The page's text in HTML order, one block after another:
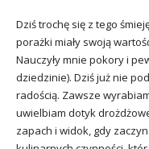
Dziś trochę się z tego
porażki miały swoją
Nauczyły mnie pokory i
dziedzinie). Dziś już nie
radością. Zawsze
uwielbiam dotyk
zapach i widok, gdy